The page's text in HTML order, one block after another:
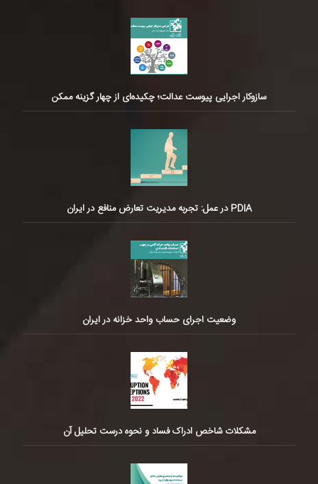
سازوکار اجرایی پیوست عدالت؛ چکیده‌ای از چهار گزینه ممکن
PDIA در عمل: تجربه مدیریت تعارض منافع در ایران
وضعیت اجرای حساب واحد خزانه در ایران
مشکلات شاخص ادراک فساد و نحوه درست تحلیل آن